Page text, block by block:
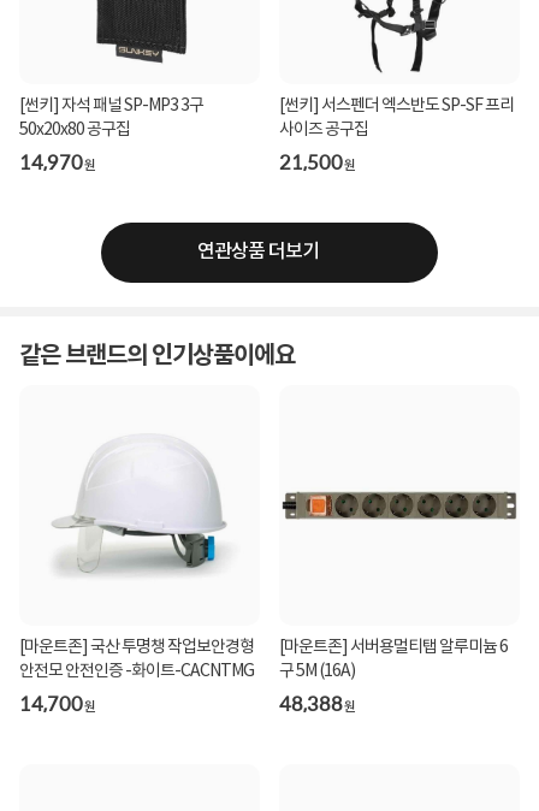
[썬키] 자석 패널 SP-MP3 3구
50x20x80 공구집
14,970원
[썬키] 서스펜더 엑스반도 SP-SF 프리
사이즈 공구집
21,500원
연관상품 더보기
같은 브랜드의 인기상품이에요
[마운트존] 국산 투명챙 작업보안경형
안전모 안전인증 -화이트-CACNTMG
14,700원
[마운트존] 서버용멀티탭 알루미늄 6
구 5M (16A)
48,388원